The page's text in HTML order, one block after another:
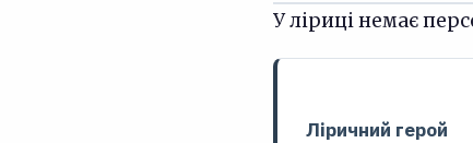
У ліриці немає
Ліричний герой